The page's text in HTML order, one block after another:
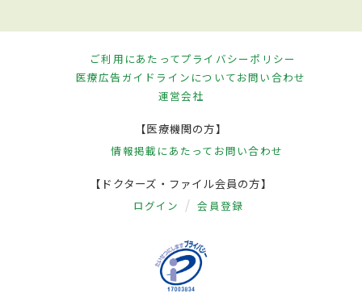
ご利用にあたってプライバシーポリシー
医療広告ガイドラインについてお問い合わせ
運営会社
【医療機関の方】
情報掲載にあたって お問い合わせ
【ドクターズ・ファイル会員の方】
ログイン 会員登録